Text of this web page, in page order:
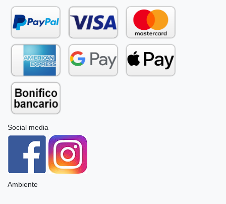
Social media
Ambiente